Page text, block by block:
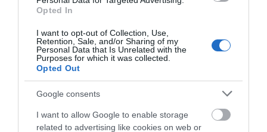
Opted In
I want to opt-out of Collection, Use,
Retention, Sale, and/or Sharing of my
Personal Data that Is Unrelated with the
Purposes for which it was collected.
Opted Out
Google consents
I want to allow Google to enable storage
related to advertising like cookies on web or
07.08.2026 | 13:45
Νεκρός 75χρονος που είχε φύγει
για το χωράφι του
07.08.2026 | 13:30
Το evima.gr Αποκαλύπτει: Τρία
πυροσβεστικά οχήματα έφτασαν
στην Εύβοια! Που θα δοθούν